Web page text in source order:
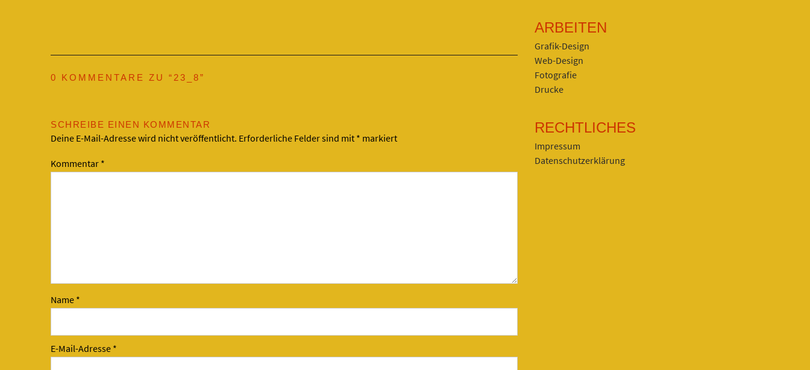
0 KOMMENTARE ZU “ 23_8”
SCHREIBE EINEN KOMMENTAR
Deine E-Mail-Adresse wird nicht veröffentlicht. Erforderliche Felder sind mit * markiert
Kommentar *
Name *
E-Mail-Adresse *
ARBEITEN
Grafik-Design
Web-Design
Fotografie
Drucke
RECHTLICHES
Impressum
Datenschutzerklärung